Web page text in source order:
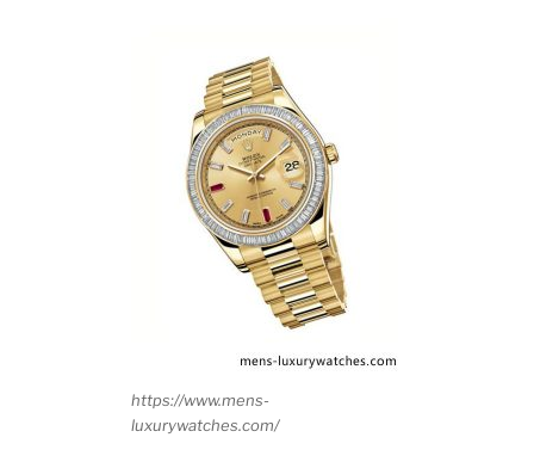
https://www.mens-
luxurywatches.com/